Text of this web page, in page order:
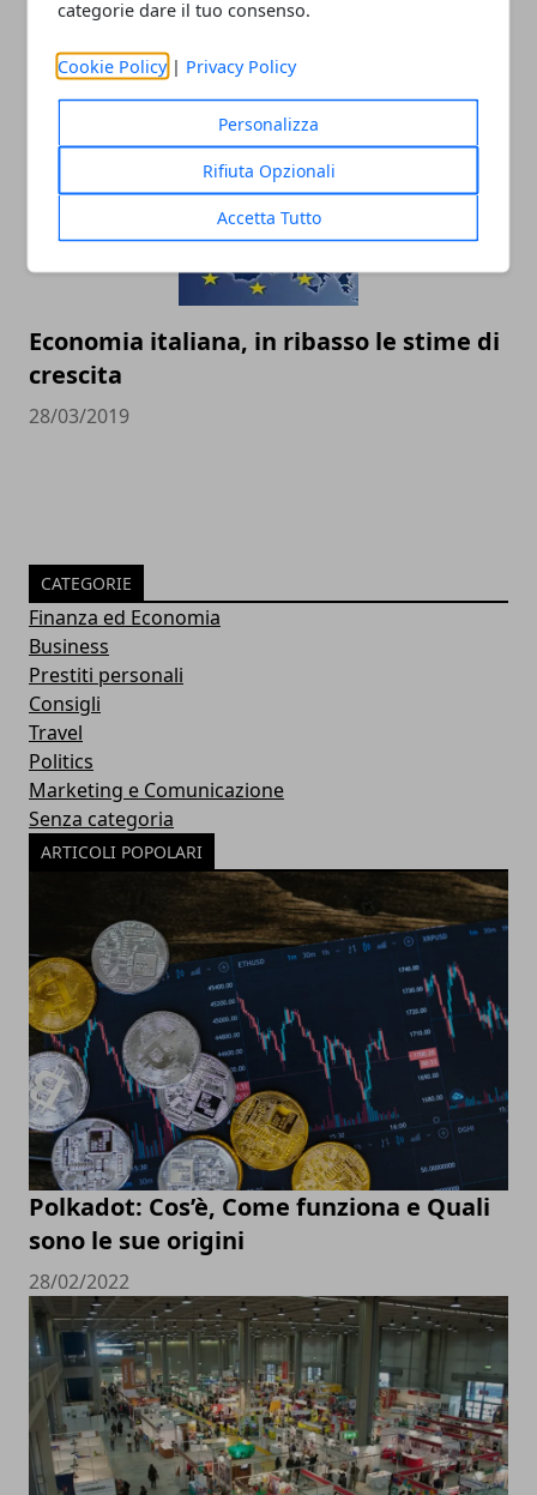
categorie dare il tuo consenso.
Cookie Policy | Privacy Policy
Personalizza
Rifiuta Opzionali
Accetta Tutto
La Smart diventa cinese, addio alla
30/03/2019
Economia italiana, in ribasso le stime di
crescita
28/03/2019
CATEGORIE
Finanza ed Economia
Business
Prestiti personali
Consigli
Travel
Politics
Marketing e Comunicazione
Senza categoria
ARTICOLI POPOLARI
Polkadot: Cos’è, Come funziona e Quali
sono le sue origini
28/02/2022